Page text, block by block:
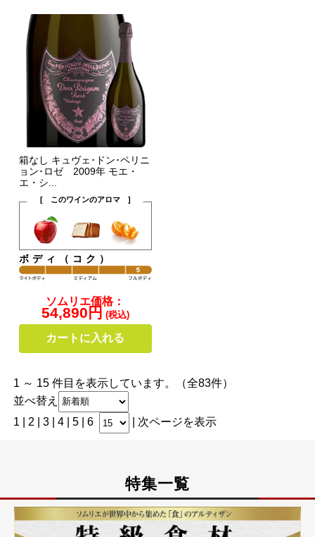
箱なし キュヴェ･ドン･ペリニ
ョン･ロゼ 2009年 モエ・
エ・シ...
[ このワインのアロマ ]
ボディ（コク）
ソムリエ価格：
54,890円 (税込)
カートに入れる
1 ～ 15 件目を表示しています。（全83件）
並べ替え
1 | 2 3| 4| 5| 6 次ページを表示
特集一覧